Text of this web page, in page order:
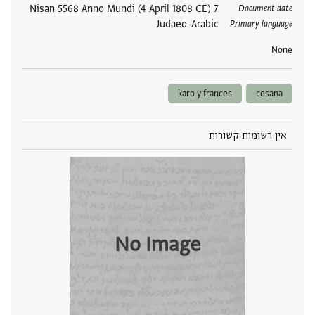
Document date
7 Nisan 5568 Anno Mundi (4 April 1808 CE)
Primary language
Judaeo-Arabic
None
תגים
cesana
karo y frances
אין רשומות קשורות
No Image